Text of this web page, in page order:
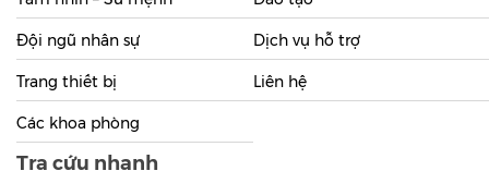
Lịch sử phát triển
Tầm nhìn – Sứ mệnh
Đội ngũ nhân sự
Trang thiết bị
Đối tác
Đào tạo